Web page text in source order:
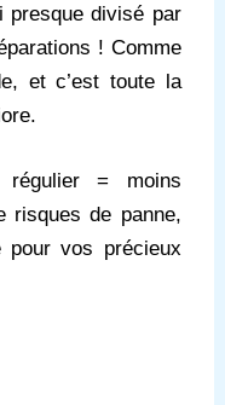
presque divisé par
! Comme
et c’est toute la
= moins
risques de panne,
pour vos précieux